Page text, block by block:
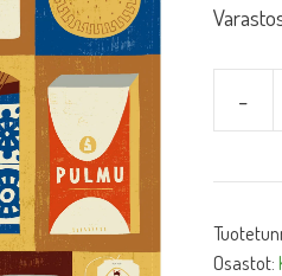
-
määrä
Osastot: